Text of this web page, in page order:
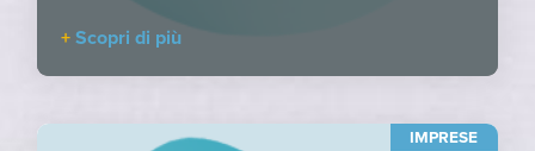
Scopri di più
IMPRESE